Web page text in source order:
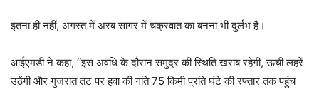
इतना ही नहीं, अगस्त में अरब सागर में चक्रवात का बनना भी दुर्लभ है।
आईएमडी ने कहा, ‘‘इस अवधि के दौरान समुद्र की स्थिति खराब रहेगी, ऊंची लहरें
उठेंगी और गुजरात तट पर हवा की गति 75 किमी प्रति घंटे की रफ्तार तक पहुंच